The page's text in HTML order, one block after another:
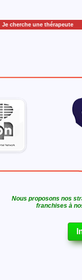
Je cherche une thérapeute
Nous proposons nos
franchises à